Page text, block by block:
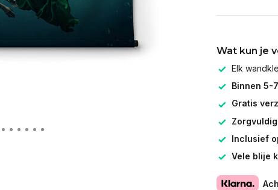
Wat kun je
Elk
Binnen 5-
Gratis
Inclusief
Vele blije